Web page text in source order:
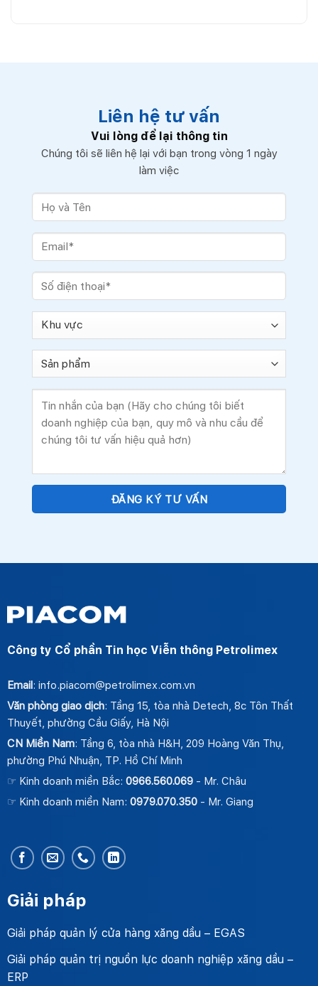
Liên hệ tư vấn
Vui lòng để lại thông tin
Chúng tôi sẽ liên hệ lại với bạn trong vòng 1 ngày
làm việc
Công ty Cổ phần Tin học Viễn thông Petrolimex
Email: info.piacom@petrolimex.com.vn
Văn phòng giao dịch: Tầng 15, tòa nhà Detech, 8c Tôn Thất
Thuyết, phường Cầu Giấy, Hà Nội
CN Miền Nam: Tầng 6, tòa nhà H&H, 209 Hoàng Văn Thụ,
phường Phú Nhuận, TP. Hồ Chí Minh
☞ Kinh doanh miền Bắc: 0966.560.069- Mr. Châu
☞ Kinh doanh miền Nam: 0979.070.350- Mr. Giang
Giải pháp
Giải pháp quản lý cửa hàng xăng dầu – EGAS
Giải pháp quản trị nguồn lực doanh nghiệp xăng dầu –
ERP